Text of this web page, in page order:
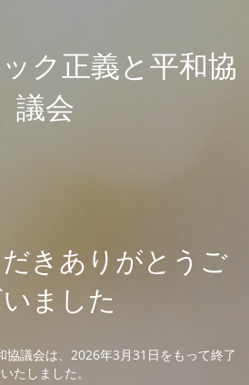
ク正義と平和協
議会
きありがとうご
ました
協議会は、2026年3月31日をもって終了
いたしました。